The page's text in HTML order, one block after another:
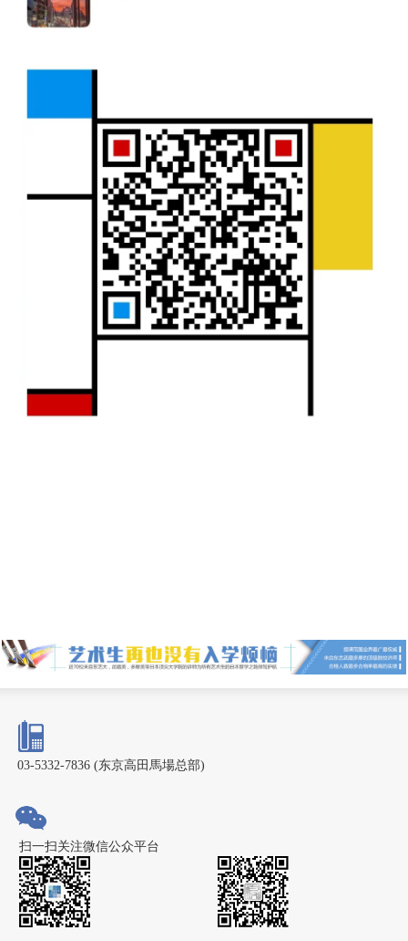
03-5332-7836 (东京高田馬場总部)
扫一扫关注微信公众平台